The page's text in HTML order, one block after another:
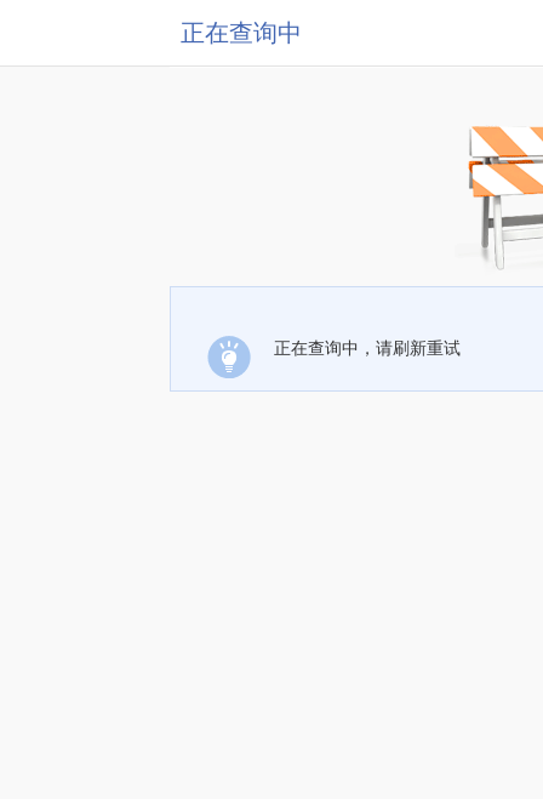
正在查询中
正在查询中，请刷新重试